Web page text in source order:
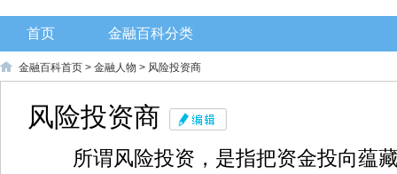
首页 金融百科分类
金融百科首页 > 金融人物 > 风险投资商
风险投资商
所谓风险投资，是指把资金投向蕴